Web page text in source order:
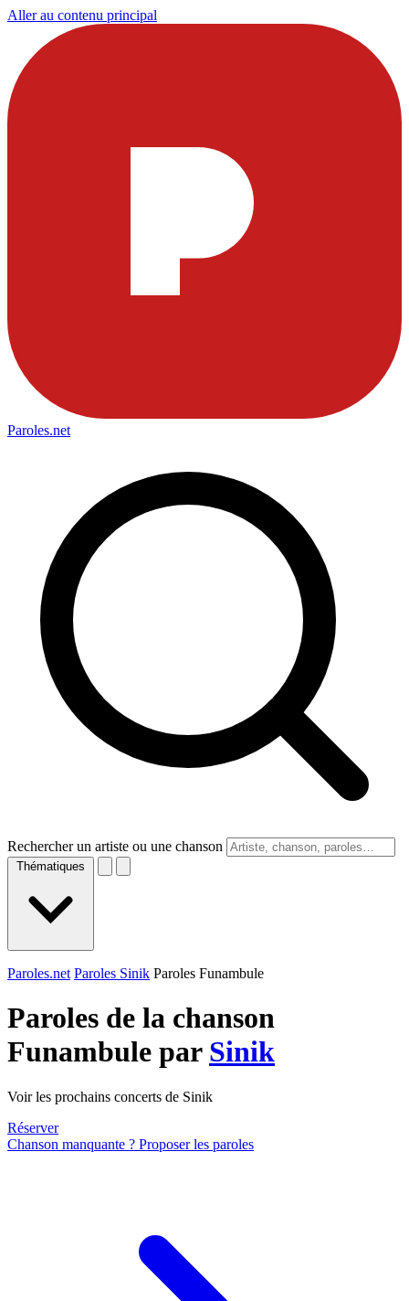
Aller au contenu principal
Paroles.net
Rechercher un artiste ou une chanson
Thématiques
Paroles.net Paroles Sinik Paroles Funambule
Paroles de la chanson
Funambule par Sinik
Voir les prochains concerts de Sinik
Réserver
Chanson manquante ? Proposer les paroles